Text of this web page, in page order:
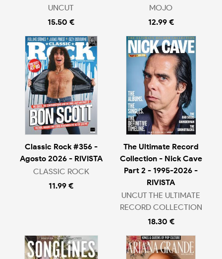
UNCUT
15.50 €
MOJO
12.99 €
Classic Rock #356 -
Agosto 2026 - RIVISTA
CLASSIC ROCK
11.99 €
The Ultimate Record
Collection - Nick Cave
Part 2 - 1995-2026 -
RIVISTA
UNCUT THE ULTIMATE
RECORD COLLECTION
18.30 €